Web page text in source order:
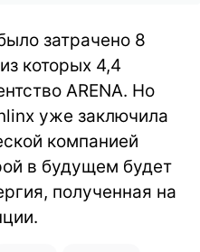
затрачено 8
которых 4,4
ARENA. Но
уже заключила
компанией
в будущем будет
полученная на